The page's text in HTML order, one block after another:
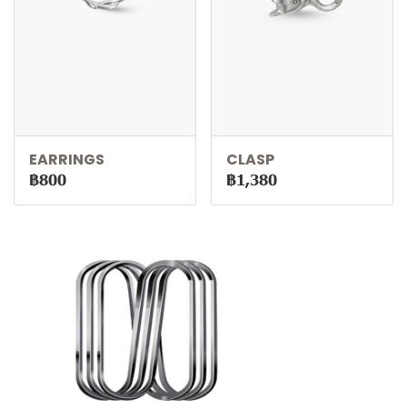
EARRINGS
฿800
CLASP
฿1,380